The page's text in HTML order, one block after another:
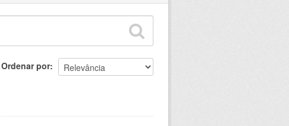
Ordenar por